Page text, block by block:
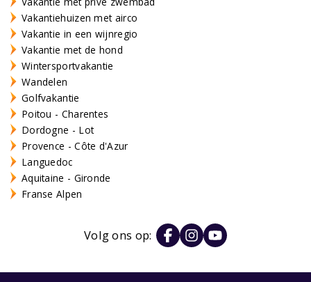
Vakantiehuizen met airco
Vakantie in een wijnregio
Vakantie met de hond
Wintersportvakantie
Wandelen
Golfvakantie
Poitou - Charentes
Dordogne - Lot
Provence - Côte d'Azur
Languedoc
Aquitaine - Gironde
Franse Alpen
Volg ons op: